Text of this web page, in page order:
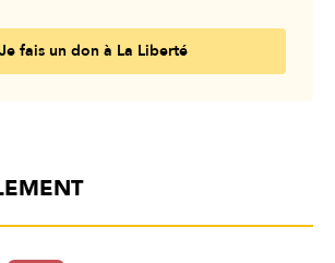
Je fais un don à La Liberté